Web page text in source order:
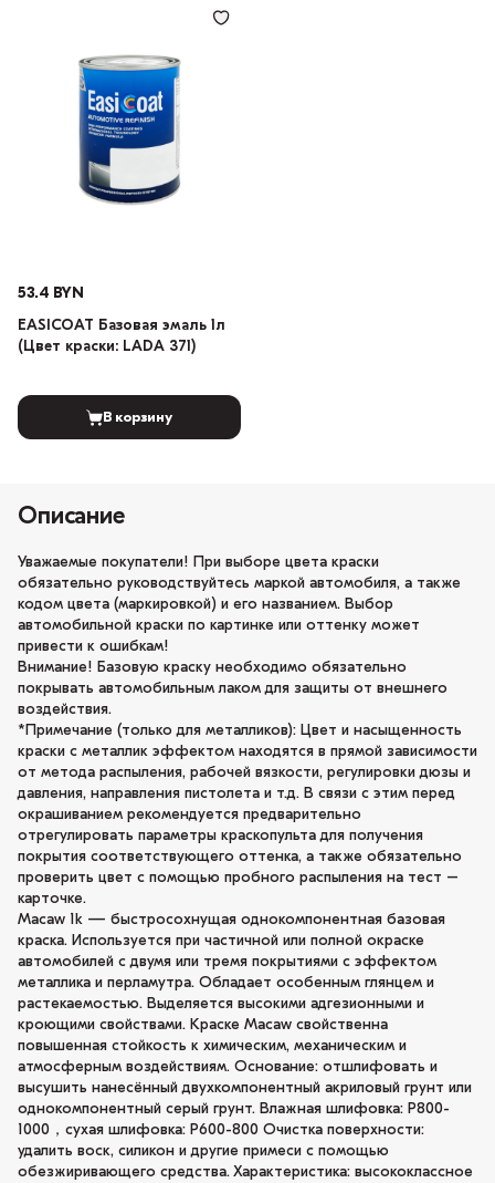
53.4 BYN
EASICOAT Базовая эмаль 1л
(Цвет краски: LADA 371)
В корзину
Описание
Уважаемые покупатели! При выборе цвета краски
обязательно руководствуйтесь маркой автомобиля, а также
кодом цвета (маркировкой) и его названием. Выбор
автомобильной краски по картинке или оттенку может
привести к ошибкам!
Внимание! Базовую краску необходимо обязательно
покрывать автомобильным лаком для защиты от внешнего
воздействия.
*Примечание (только для металликов): Цвет и насыщенность
краски с металлик эффектом находятся в прямой зависимости
от метода распыления, рабочей вязкости, регулировки дюзы и
давления, направления пистолета и т.д. В связи с этим перед
окрашиванием рекомендуется предварительно
отрегулировать параметры краскопульта для получения
покрытия соответствующего оттенка, а также обязательно
проверить цвет с помощью пробного распыления на тест –
карточке.
Macaw 1k — быстросохнущая однокомпонентная базовая
краска. Используется при частичной или полной окраске
автомобилей с двумя или тремя покрытиями с эффектом
металлика и перламутра. Обладает особенным глянцем и
растекаемостью. Выделяется высокими адгезионными и
кроющими свойствами. Краске Macaw свойственна
повышенная стойкость к химическим, механическим и
атмосферным воздействиям. Основание: отшлифовать и
высушить нанесённый двухкомпонентный акриловый грунт или
однокомпонентный серый грунт. Влажная шлифовка: P800-
1000，сухая шлифовка: P600-800 Очистка поверхности:
удалить воск, силикон и другие примеси с помощью
обезжиривающего средства. Характеристика: высококлассное